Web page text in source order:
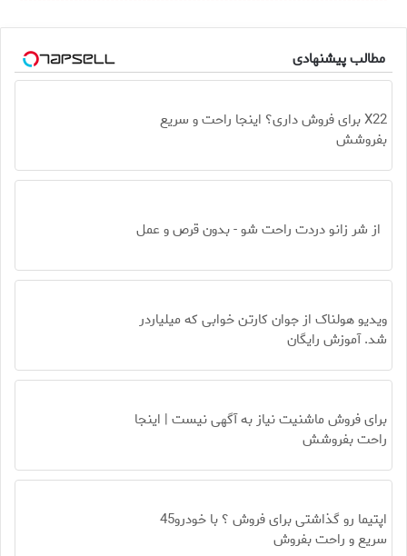
مطالب پیشنهادی
X22 برای فروش داری؟ اینجا راحت و سریع
بفروشش
از شر زانو دردت راحت شو - بدون قرص و عمل
ویدیو هولناک از جوان کارتن خوابی که میلیاردر
شد. آموزش رایگان
برای فروش ماشنیت نیاز به آگهی نیست | اینجا
راحت بفروشش
اپتیما رو گذاشتی برای فروش ؟ با خودرو45
سریع و راحت بفروش